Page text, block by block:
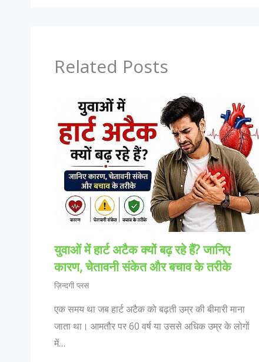
Related Posts
युवाओं में हार्ट अटैक क्यों बढ़ रहे हैं? जानिए
कारण, चेतावनी संकेत और बचाव के तरीके
ज़िन्दगी प्लस
एक समय था जब हार्ट अटैक को बढ़ती उम्र की बीमारी माना
जाता था। आमतौर पर 60 वर्ष या उससे अधिक उम्र के लोगों
में…